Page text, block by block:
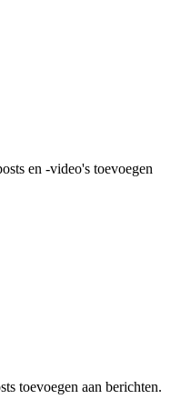
en -video's toevoegen
toevoegen aan berichten.